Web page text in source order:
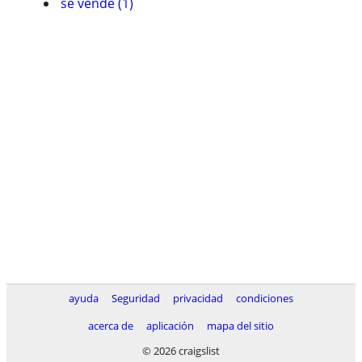
ayuda Seguridad privacidad
condiciones
acerca de
aplicación
mapa del sitio
© 2026 craigslist